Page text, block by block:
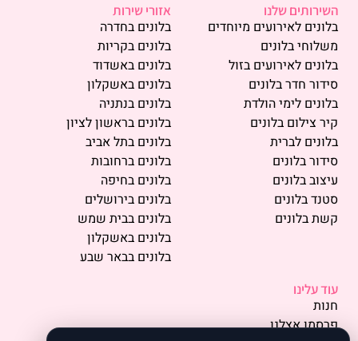
השירותים שלנו
בלונים לאירועים מיוחדים
משלוחי בלונים
בלונים לאירועים בזול
סידור חדר בלונים
בלונים לימי הולדת
קיר צילום בלונים
בלונים לברית
סידור בלונים
עיצוב בלונים
סטנד בלונים
קשת בלונים
אזורי שירות
בלונים בחדרה
בלונים בקריות
בלונים באשדוד
בלונים באשקלון
בלונים בנתניה
בלונים בראשון לציון
בלונים בתל אביב
בלונים ברחובות
בלונים בחיפה
בלונים בירושלים
בלונים בבית שמש
בלונים באשקלון
בלונים בבאר שבע
עוד עלינו
חנות
פרסמו אצלנו